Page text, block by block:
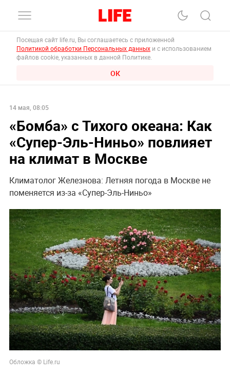
Посещая сайт life.ru, Вы соглашаетесь с приложенной
Политикой обработки Персональных данных и с использованием
файлов cookie, указанных в данной Политике.
ОК
14 мая, 08:05
«‎Бомба» с Тихого океана: Как
«‎Супер-Эль-Ниньо» повлияет
на климат в Москве
Климатолог Железнова: Летняя погода в Москве не
поменяется из-за ‎‎‎‎«‎Супер-Эль-Ниньо»
Обложка © Life.ru